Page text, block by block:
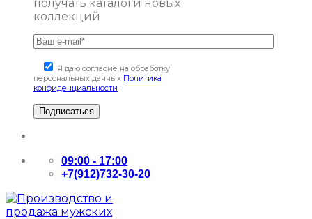
получать каталоги новых
коллекций
Я даю согласие на обработку
персональных данных Политика
конфиденциальности
09:00 - 17:00
+7(912)732-30-20